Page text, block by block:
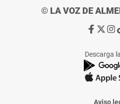
© LA VOZ DE
Ir
de
La
Voz
Almería
Ir
de
La
Voz
Ir
Descarga
Aviso